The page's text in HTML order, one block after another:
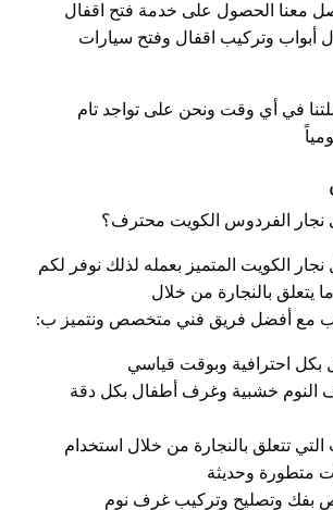
معنا الحصول على خدمة فتح اقفال
أبواب وتركيب اقفال وفتح سيارات
في أي وقت ونحن على تواجد تام
نجار الفردوس الكويت محترف؟
الكويت المتميز بعمله لذلك نوفر لكم
يتعلق بالنجارة من خلال
مع أفضل فريق فني متخصص ونتميز ب:
بكل احترافية وبوقت قياسي
النوم خشبية وغرف أطفال بكل دقة
تتعلق بالنجارة من خلال استخدام
متطورة وحديثة
بفك وتصليح وتركيب غرف نوم